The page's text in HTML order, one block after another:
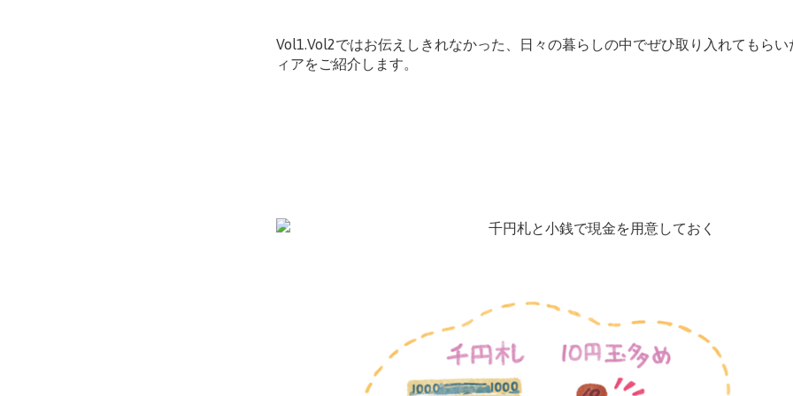
Vol1.Vol2ではお伝えしきれなかった、日々の暮らしの中でぜひ取り入れてもら
ィアをご紹介します。